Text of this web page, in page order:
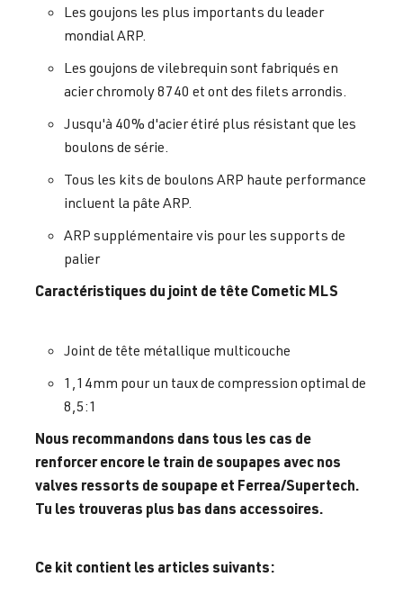
Les goujons les plus importants du leader
mondial ARP.
Les goujons de vilebrequin sont fabriqués en
acier chromoly 8740 et ont des filets arrondis.
Jusqu'à 40% d'acier étiré plus résistant que les
boulons de série.
Tous les kits de boulons ARP haute performance
incluent la pâte ARP.
ARP supplémentaire vis pour les supports de
palier
Caractéristiques du joint de tête Cometic MLS
Joint de tête métallique multicouche
1,14mm pour un taux de compression optimal de
8,5:1
Nous recommandons dans tous les cas de
renforcer encore le train de soupapes avec nos
valves ressorts de soupape et Ferrea/Supertech.
Tu les trouveras plus bas dans accessoires.
Ce kit contient les articles suivants: